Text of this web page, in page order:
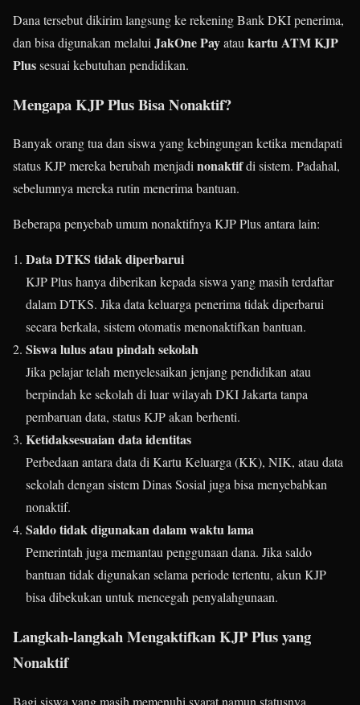
Dana tersebut dikirim langsung ke rekening Bank DKI penerima,
dan bisa digunakan melalui JakOne Payatau kartu ATM KJP
Plussesuai kebutuhan pendidikan.
Mengapa KJP Plus Bisa Nonaktif?
Banyak orang tua dan siswa yang kebingungan ketika mendapati
status KJP mereka berubah menjadinonaktifdi sistem. Padahal,
sebelumnya mereka rutin menerima bantuan.
Beberapa penyebab umum nonaktifnya KJP Plus antara lain:
Data DTKS tidak diperbarui
KJP Plus hanya diberikan kepada siswa yang masih terdaftar
dalam DTKS. Jika data keluarga penerima tidak diperbarui
secara berkala, sistem otomatis menonaktifkan bantuan.
Siswa lulus atau pindah sekolah
Jika pelajar telah menyelesaikan jenjang pendidikan atau
berpindah ke sekolah di luar wilayah DKI Jakarta tanpa
pembaruan data, status KJP akan berhenti.
Ketidaksesuaian data identitas
Perbedaan antara data di Kartu Keluarga (KK), NIK, atau data
sekolah dengan sistem Dinas Sosial juga bisa menyebabkan
nonaktif.
Saldo tidak digunakan dalam waktu lama
Pemerintah juga memantau penggunaan dana. Jika saldo
bantuan tidak digunakan selama periode tertentu, akun KJP
bisa dibekukan untuk mencegah penyalahgunaan.
Langkah-langkah Mengaktifkan KJP Plus yang
Nonaktif
Bagi siswa yang masih memenuhi syarat namun statusnya